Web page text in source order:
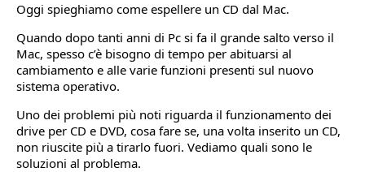
Oggi spieghiamo come espellere un CD dal Mac.
Quando dopo tanti anni di Pc si fa il grande salto verso il
Mac, spesso c’è bisogno di tempo per abituarsi al
cambiamento e alle varie funzioni presenti sul nuovo
sistema operativo.
Uno dei problemi più noti riguarda il funzionamento dei
drive per CD e DVD, cosa fare se, una volta inserito un CD,
non riuscite più a tirarlo fuori. Vediamo quali sono le
soluzioni al problema.